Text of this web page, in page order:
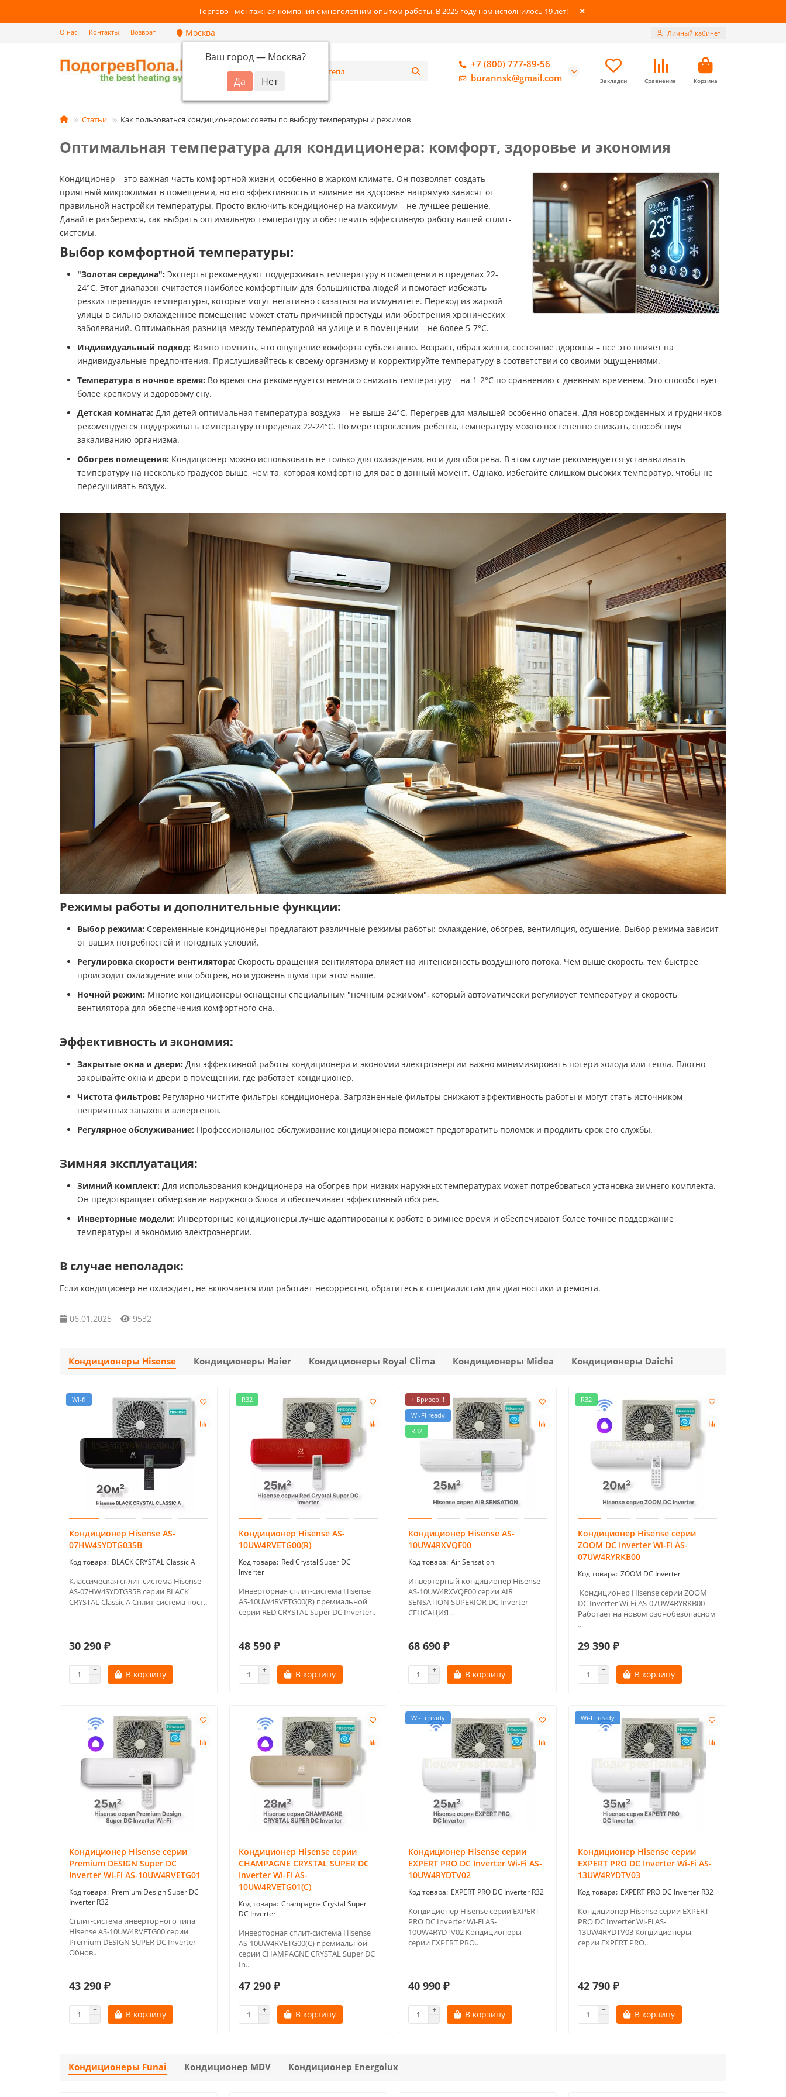
Торгово - монтажная компания с многолетним опытом работы. В 2025 году нам исполнилось 19 лет!
О нас Контакты Возврат Москва
Ваш город — Москва?
Личный кабинет
Каталог
+7 (800) 777-89-56
burannsk@gmail.com
Закладки Сравнение Корзина
Статьи Как пользоваться кондиционером: советы по выбору температуры и режимов
Оптимальная температура для кондиционера: комфорт, здоровье и экономия
Кондиционер – это важная часть комфортной жизни, особенно в жарком климате. Он позволяет создать
приятный микроклимат в помещении, но его эффективность и влияние на здоровье напрямую зависят от
правильной настройки температуры. Просто включить кондиционер на максимум – не лучшее решение.
Давайте разберемся, как выбрать оптимальную температуру и обеспечить эффективную работу вашей сплит-
системы.
Выбор комфортной температуры:
"Золотая середина": Эксперты рекомендуют поддерживать температуру в помещении в пределах 22-
24°C. Этот диапазон считается наиболее комфортным для большинства людей и помогает избежать
резких перепадов температуры, которые могут негативно сказаться на иммунитете. Переход из жаркой
улицы в сильно охлажденное помещение может стать причиной простуды или обострения хронических
заболеваний. Оптимальная разница между температурой на улице и в помещении – не более 5-7°C.
Индивидуальный подход: Важно помнить, что ощущение комфорта субъективно. Возраст, образ жизни, состояние здоровья – все это влияет на
индивидуальные предпочтения. Прислушивайтесь к своему организму и корректируйте температуру в соответствии со своими ощущениями.
Температура в ночное время: Во время сна рекомендуется немного снижать температуру – на 1-2°C по сравнению с дневным временем. Это способствует
более крепкому и здоровому сну.
Детская комната: Для детей оптимальная температура воздуха – не выше 24°C. Перегрев для малышей особенно опасен. Для новорожденных и грудничков
рекомендуется поддерживать температуру в пределах 22-24°C. По мере взросления ребенка, температуру можно постепенно снижать, способствуя
закаливанию организма.
Обогрев помещения: Кондиционер можно использовать не только для охлаждения, но и для обогрева. В этом случае рекомендуется устанавливать
температуру на несколько градусов выше, чем та, которая комфортна для вас в данный момент. Однако, избегайте слишком высоких температур, чтобы не
пересушивать воздух.
Режимы работы и дополнительные функции:
Выбор режима: Современные кондиционеры предлагают различные режимы работы: охлаждение, обогрев, вентиляция, осушение. Выбор режима зависит
от ваших потребностей и погодных условий.
Регулировка скорости вентилятора: Скорость вращения вентилятора влияет на интенсивность воздушного потока. Чем выше скорость, тем быстрее
происходит охлаждение или обогрев, но и уровень шума при этом выше.
Ночной режим: Многие кондиционеры оснащены специальным "ночным режимом", который автоматически регулирует температуру и скорость
вентилятора для обеспечения комфортного сна.
Эффективность и экономия:
Закрытые окна и двери: Для эффективной работы кондиционера и экономии электроэнергии важно минимизировать потери холода или тепла. Плотно
закрывайте окна и двери в помещении, где работает кондиционер.
Чистота фильтров: Регулярно чистите фильтры кондиционера. Загрязненные фильтры снижают эффективность работы и могут стать источником
неприятных запахов и аллергенов.
Регулярное обслуживание: Профессиональное обслуживание кондиционера поможет предотвратить поломок и продлить срок его службы.
Зимняя эксплуатация:
Зимний комплект: Для использования кондиционера на обогрев при низких наружных температурах может потребоваться установка зимнего комплекта.
Он предотвращает обмерзание наружного блока и обеспечивает эффективный обогрев.
Инверторные модели: Инверторные кондиционеры лучше адаптированы к работе в зимнее время и обеспечивают более точное поддержание
температуры и экономию электроэнергии.
В случае неполадок:
Если кондиционер не охлаждает, не включается или работает некорректно, обратитесь к специалистам для диагностики и ремонта.
06.01.2025 9532
Кондиционеры Hisense Кондиционеры Haier Кондиционеры Royal Clima Кондиционеры Midea Кондиционеры Daichi
Wi-fi
Кондиционер Hisense AS-
07HW4SYDTG035В
BLACK CRYSTAL Classic A
Классическая сплит-система Hisense
AS-07HW4SYDTG35В серии BLACK
CRYSTAL Classic A Сплит-система пост..
30 290 ₽
В корзину
R32
Кондиционер Hisense AS-
10UW4RVETG00(R)
Red Crystal Super DC
Inverter
Инверторная сплит-система Hisense
AS-10UW4RVETG00(R) премиальной
серии RED CRYSTAL Super DC Inverter..
48 590 ₽
В корзину
+ Бризер!!!
Wi-Fi ready
R32
Кондиционер Hisense AS-
10UW4RXVQF00
Air Sensation
Инверторный кондиционер Hisense
AS-10UW4RXVQF00 серии AIR
SENSATION SUPERIOR DC Inverter —
СЕНСАЦИЯ ..
68 690 ₽
В корзину
R32
Кондиционер Hisense серии
ZOOM DC Inverter Wi-Fi AS-
07UW4RYRKB00
ZOOM DC Inverter
Кондиционер Hisense серии ZOOM
DC Inverter Wi-Fi AS-07UW4RYRKB00
Работает на новом озонобезопасном
..
29 390 ₽
В корзину
Кондиционер Hisense серии
Premium DESIGN Super DC
Inverter Wi-Fi AS-10UW4RVETG01
Premium Design Super DC
Inverter R32
Сплит-система инверторного типа
Hisense AS-10UW4RVETG00 серии
Premium DESIGN SUPER DC Inverter
Обнов..
43 290 ₽
В корзину
Кондиционер Hisense серии
CHAMPAGNE CRYSTAL SUPER DC
Inverter Wi-Fi AS-
10UW4RVETG01(C)
Champagne Crystal Super
DC Inverter
Инверторная сплит-система Hisense
AS-10UW4RVETG00(С) премиальной
серии CHAMPAGNE CRYSTAL Super DC
In..
47 290 ₽
В корзину
Wi-Fi ready
Кондиционер Hisense серии
EXPERT PRO DC Inverter Wi-Fi AS-
10UW4RYDTV02
EXPERT PRO DC Inverter R32
Кондиционер Hisense серии EXPERT
PRO DC Inverter Wi-Fi AS-
10UW4RYDTV02 Кондиционеры
серии EXPERT PRO..
40 990 ₽
В корзину
Wi-Fi ready
Кондиционер Hisense серии
EXPERT PRO DC Inverter Wi-Fi AS-
13UW4RYDTV03
EXPERT PRO DC Inverter R32
Кондиционер Hisense серии EXPERT
PRO DC Inverter Wi-Fi AS-
13UW4RYDTV03 Кондиционеры
серии EXPERT PRO..
42 790 ₽
В корзину
Кондиционеры Funai Кондиционер MDV Кондиционер Energolux